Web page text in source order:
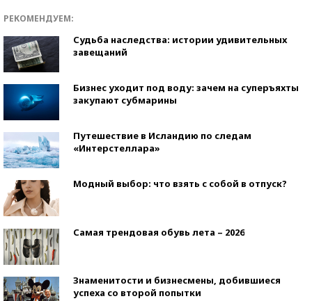
РЕКОМЕНДУЕМ:
Судьба наследства: истории удивительных
завещаний
Бизнес уходит под воду: зачем на суперъяхты
закупают субмарины
Путешествие в Исландию по следам
«Интерстеллара»
Модный выбор: что взять с собой в отпуск?
Самая трендовая обувь лета – 2026
Знаменитости и бизнесмены, добившиеся
успеха со второй попытки